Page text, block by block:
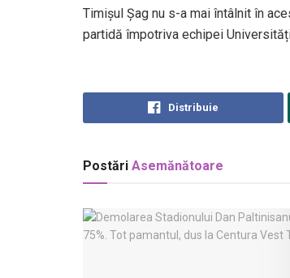
Timișul Șag nu s-a mai întâlnit în
partidă împotriva echipei
Distribuie
Postări Asemănătoare